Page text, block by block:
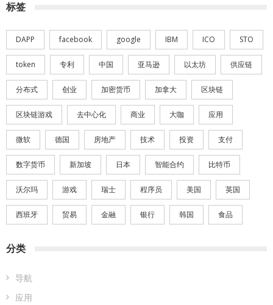
标签
DAPP facebook google IBM ICO STO
token 专利 中国 亚马逊 以太坊 供应链
分布式 创业 加密货币 加拿大 区块链
区块链游戏 去中心化 商业 大咖 应用
微软 德国 房地产 技术 投资 支付
数字货币 新加坡 日本 智能合约 比特币
沃尔玛 游戏 瑞士 程序员 美国 英国
西班牙 贸易 金融 银行 韩国 食品
分类
导航
应用